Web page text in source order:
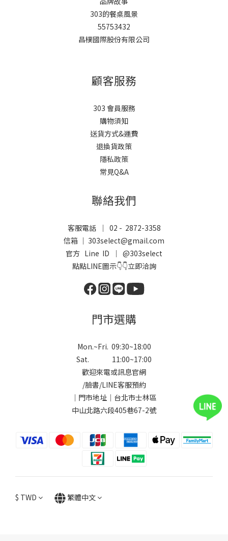
303的餐桌風景
55753432
昌樸國際股份有限公司
顧客服務
303 會員服務
購物須知
送貨方式&運費
退換貨政策
隱私政策
常見Q&A
聯絡我們
客服電話 ｜ 02 - 2872-3358
信箱 ｜ 303select@gmail.com
官方 Line ID ｜ @303select
點點LINE圖示👇👇立即洽詢
門市選購
Mon.~Fri. 09:30~18:00
Sat. 11:00~17:00
歡迎來電或訊息官網
/臉書/LINE客服預約
｜門市地址｜台北市士林區
中山北路六段405巷67-2號
$ TWD 繁體中文